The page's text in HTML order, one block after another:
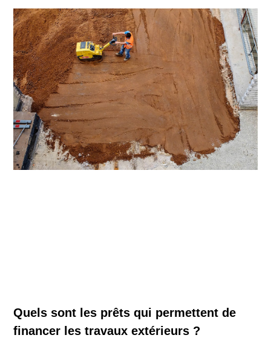
Quels sont les prêts qui permettent de
financer les travaux extérieurs ?